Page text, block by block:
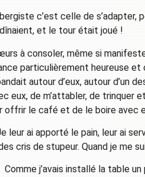
c’est celle de
et le tour était joué !
à consoler, même si
particulièrement heureuse et
autour d’eux, autour d’un
eux, de m’attabler, de trinquer
offrir le café et de le boire avec
leur ai apporté le pain, leur ai
cris de stupeur. Quand je me
Comme j’avais installé la table